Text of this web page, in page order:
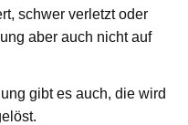
schwer verletzt oder
aber auch nicht auf
gibt es auch, die wird